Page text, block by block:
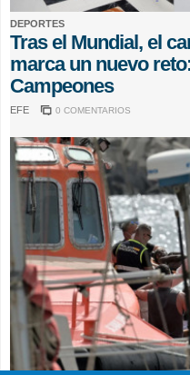
DEPORTES
Tras el Mundial, el
marca un nuevo
Campeones
EFE 0 COMENTARIOS